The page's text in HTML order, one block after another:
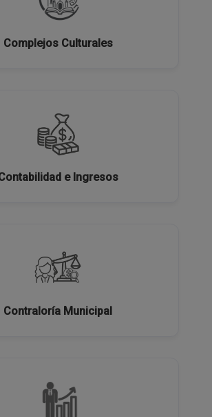
Complejos Culturales
e Ingresos
Contraloría Municipal